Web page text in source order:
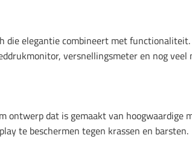
die elegantie combineert met
versnellingsmeter en nog veel
ontwerp dat is gemaakt van
te beschermen tegen krassen en barsten.